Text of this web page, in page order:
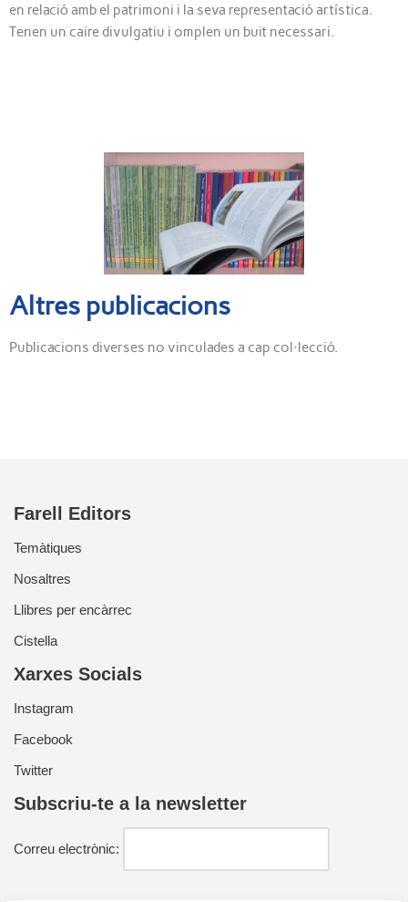
en relació amb el patrimoni i la seva representació artística.
Tenen un caire divulgatiu i omplen un buit necessari.
Altres publicacions
Publicacions diverses no vinculades a cap col·lecció.
Farell Editors
Temàtiques
Nosaltres
Llibres per encàrrec
Cistella
Xarxes Socials
Instagram
Facebook
Twitter
Subscriu-te a la newsletter
Correu electrònic: